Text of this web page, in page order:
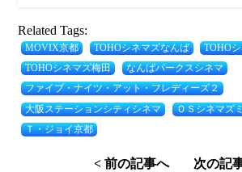
Related Tags:
MOVIX京都 TOHOシネマズなんば
TOHO
TOHOシネマズ梅田
なんばパークスシネマ
ファイブ・ナイツ・アット・フレディーズ２
大阪ステーションシティシネマ
ＯＳシネマズ
Ｔ・ジョイ京都
< 前の記事へ 次の記